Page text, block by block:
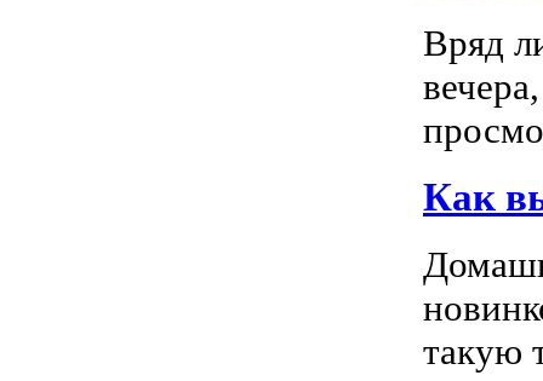
Вряд
Как
такую